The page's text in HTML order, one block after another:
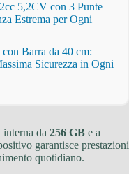
5,2CV con 3 Punte
Estrema per Ogni
Barra da 40 cm:
Sicurezza in Ogni
interna da 256 GB e a
garantisce prestazioni
quotidiano.